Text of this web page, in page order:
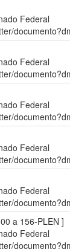
Federal
Federal
Federal
Federal
Federal
a 156-PLEN ]
Federal